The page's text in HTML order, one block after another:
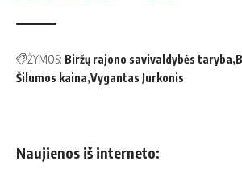
ŽYMOS: Biržų rajono savivaldybės taryba
Šilumos kaina Vygantas Jurkonis
Naujienos iš interneto: